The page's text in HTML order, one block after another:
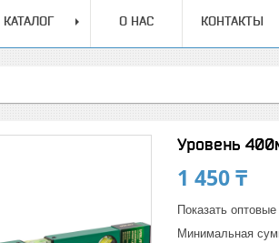
КАТАЛОГ О НАС КОНТАКТЫ
Уровень
1 450 ₸
Показать
Минимальная